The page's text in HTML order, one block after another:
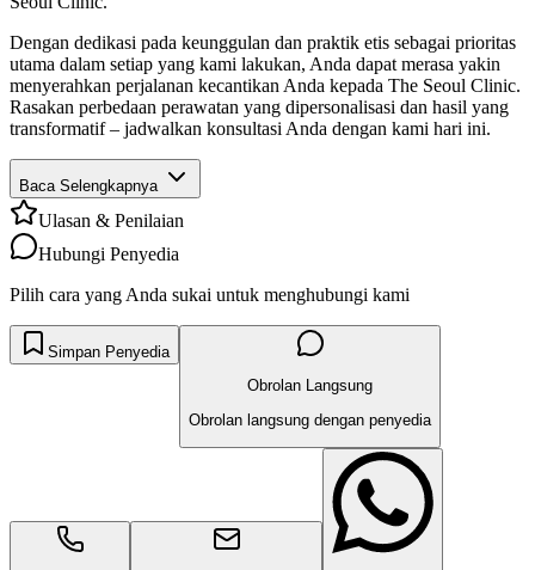
Dengan dedikasi pada keunggulan dan praktik etis sebagai prioritas
utama dalam setiap yang kami lakukan, Anda dapat merasa yakin
menyerahkan perjalanan kecantikan Anda kepada The Seoul Clinic.
Rasakan perbedaan perawatan yang dipersonalisasi dan hasil yang
transformatif – jadwalkan konsultasi Anda dengan kami hari ini.
Baca Selengkapnya
Ulasan & Penilaian
Hubungi Penyedia
Pilih cara yang Anda sukai untuk menghubungi kami
Simpan Penyedia
Obrolan Langsung
Obrolan langsung dengan penyedia